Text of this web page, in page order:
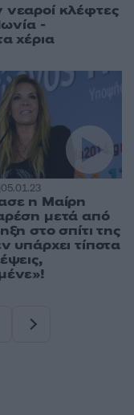
κλέφτες
-
χέρια
05.01.23
η Μαίρη
μετά από
στο σπίτι της
υπάρχει τίποτα